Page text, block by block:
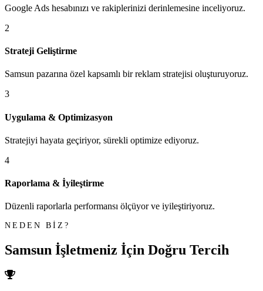
Google Ads hesabınızı ve rakiplerinizi derinlemesine inceliyoruz.
2
Strateji Geliştirme
Samsun pazarına özel kapsamlı bir reklam stratejisi oluşturuyoruz.
3
Uygulama & Optimizasyon
Stratejiyi hayata geçiriyor, sürekli optimize ediyoruz.
4
Raporlama & İyileştirme
Düzenli raporlarla performansı ölçüyor ve iyileştiriyoruz.
NEDEN BİZ?
Samsun İşletmeniz İçin Doğru Tercih